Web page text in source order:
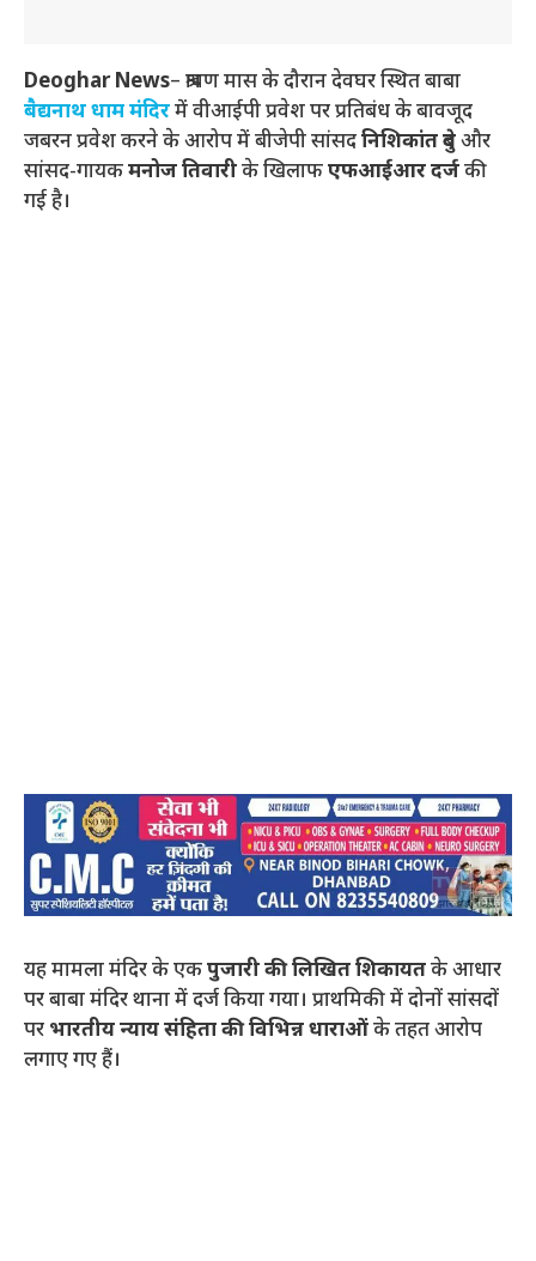
Deoghar News– श्रावण मास के दौरान देवघर स्थित बाबा
बैद्यनाथ धाम मंदिरमें वीआईपी प्रवेश पर प्रतिबंध के बावजूद
जबरन प्रवेश करने के आरोप में बीजेपी सांसदनिशिकांत दुबेऔर
सांसद-गायकमनोज तिवारीके खिलाफएफआईआर दर्जकी
गई है।
यह मामला मंदिर के एकपुजारी की लिखित शिकायतके आधार
पर बाबा मंदिर थाना में दर्ज किया गया। प्राथमिकी में दोनों सांसदों
पर भारतीय न्याय संहिता की विभिन्न धाराओंके तहत आरोप
लगाए गए हैं।